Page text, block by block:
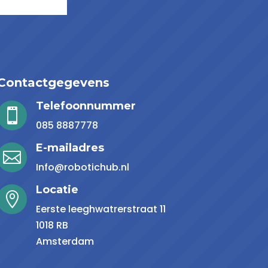

Telefoonnummer
085 8887778

E-mailadres
Info@robotichub.nl

Locatie
Eerste leeghwatrerstraat 11
1018 RB
Amsterdam